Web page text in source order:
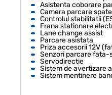
Asistenta coborare
Camera parcare spate
Controlul stabilitatii
Frana stationare
Lane change assist
Parcare asistata
Priza accesorii 12V
Senzori parcare fata-
Servodirectie
Sistem de avertizare
Sistem mentinere